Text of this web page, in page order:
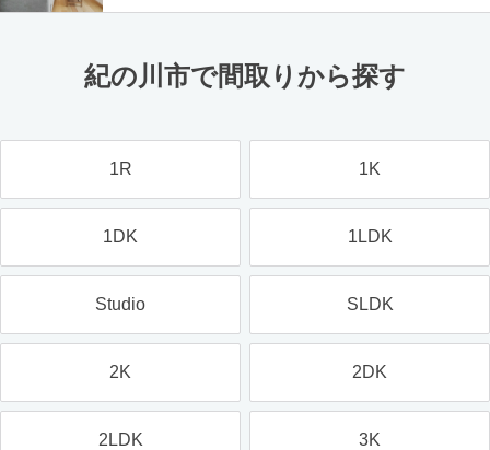
紀の川市で間取りから探す
1R 1K
1DK 1LDK
Studio SLDK
2K 2DK
2LDK 3K